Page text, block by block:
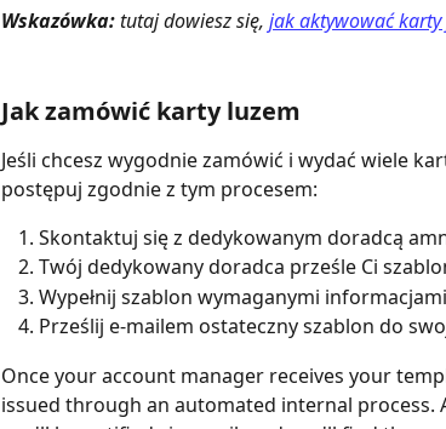
Wskazówka: tutaj dowiesz się, jak aktywować karty
Jak zamówić karty luzem
Jeśli chcesz wygodnie zamówić i wydać wiele
postępuj zgodnie z tym procesem:
Skontaktuj się z dedykowanym doradcą
Twój dedykowany doradca prześle Ci
Wypełnij szablon wymaganymi
Prześlij e-mailem ostateczny szablon do
Once your account manager receives your
issued through an automated internal process.